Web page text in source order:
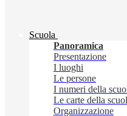
Scuola
Panoramica
Presentazione
I luoghi
Le persone
I numeri della
Le carte della
Organizzazione